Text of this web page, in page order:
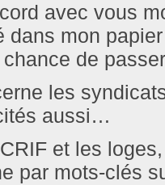
avec vous
dans mon
de
les
aussi…
et les
par mots-clés